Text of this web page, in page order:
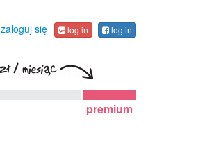
zaloguj się log in log in
premium